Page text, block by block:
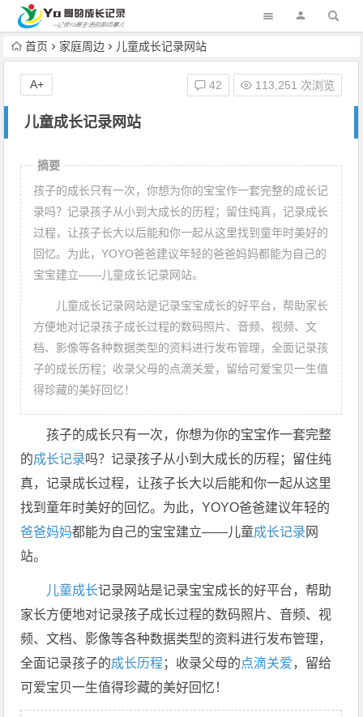
首页 家庭周边 儿童成长记录网站
儿童成长记录网站
42 113,251 次浏览
A+
摘要
孩子的成长只有一次，你想为你的宝宝作一套完整的成长记
录吗？记录孩子从小到大成长的历程；留住纯真，记录成长
过程，让孩子长大以后能和你一起从这里找到童年时美好的
回忆。为此，YOYO爸爸建议年轻的爸爸妈妈都能为自己的
宝宝建立——儿童成长记录网站。
儿童成长记录网站是记录宝宝成长的好平台，帮助家长
方便地对记录孩子成长过程的数码照片、音频、视频、文
档、影像等各种数据类型的资料进行发布管理，全面记录孩
子的成长历程；收录父母的点滴关爱，留给可爱宝贝一生值
得珍藏的美好回忆！
孩子的成长只有一次，你想为你的宝宝作一套完整
的成长记录吗？记录孩子从小到大成长的历程；留住纯
真，记录成长过程，让孩子长大以后能和你一起从这里
找到童年时美好的回忆。为此，YOYO爸爸建议年轻的
爸爸妈妈都能为自己的宝宝建立——儿童成长记录 网
站。
儿童成长记录网站是记录宝宝成长的好平台，帮助
家长方便地对记录孩子成长过程的数码照片、音频、视
频、文档、影像等各种数据类型的资料进行发布管理，
全面记录孩子的成长历程 ；收录父母的点滴关爱，留给
可爱宝贝一生值得珍藏的美好回忆！